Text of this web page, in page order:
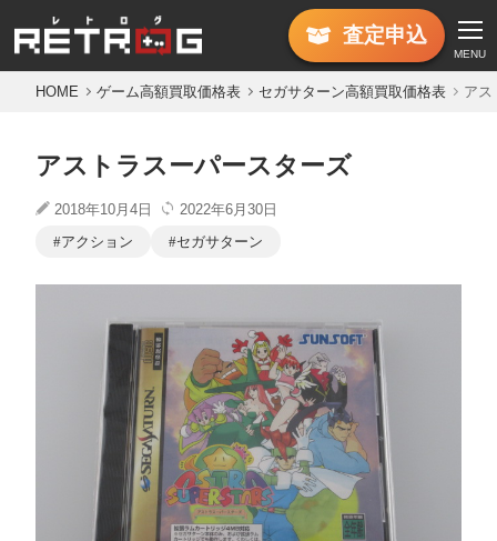
査定申込
MENU
HOME ゲーム高額買取価格表 セガサターン高額買取価格表 アス
アストラスーパースターズ
2018年10月4日
2022年6月30日
アクション
セガサターン